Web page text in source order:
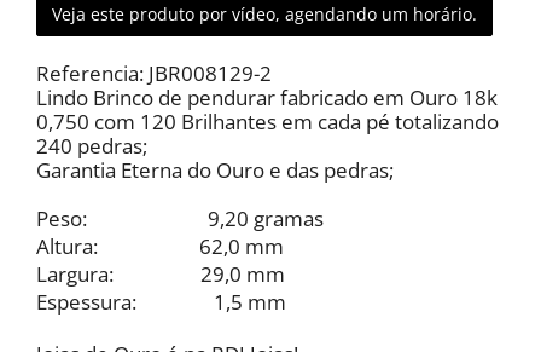
Veja este produto por vídeo, agendando um horário.
Referencia: JBR008129-2
Lindo Brinco de pendurar fabricado em Ouro 18k
0,750 com 120 Brilhantes em cada pé totalizando
240 pedras;
Garantia Eterna do Ouro e das pedras;
Peso: 9,20 gramas
Altura: 62,0 mm
Largura: 29,0 mm
Espessura: 1,5 mm